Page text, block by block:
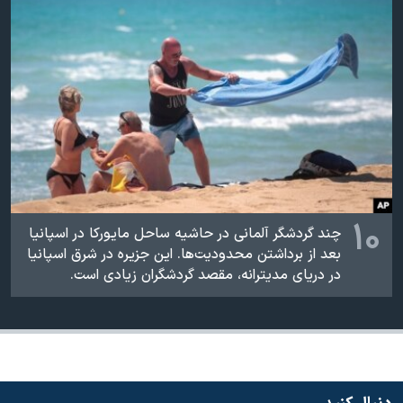
نرگس محمدی برنده جایزه نوبل صلح
همایش محافظه‌کاران آمریکا «سی‌پک»
صفحه‌های ویژه
سفر پرزیدنت ترامپ به چین
۱۰ چند گردشگر آلمانی در حاشیه ساحل مایورکا در اسپانیا
بعد از برداشتن محدودیت‌ها. این جزیره در شرق اسپانیا
در دریای مدیترانه، مقصد گردشگران زیادی است.